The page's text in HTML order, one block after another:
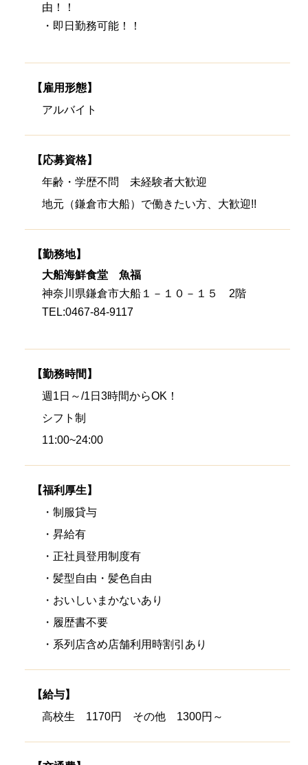
由！！
・即日勤務可能！！
【雇用形態】
アルバイト
【応募資格】
年齢・学歴不問 未経験者大歓迎
地元（鎌倉市大船）で働きたい方、大歓迎!!
【勤務地】
大船海鮮食堂 魚福
神奈川県鎌倉市大船１－１０－１５ 2階
TEL:0467-84-9117
【勤務時間】
週1日～/1日3時間からOK！
シフト制
11:00~24:00
【福利厚生】
・制服貸与
・昇給有
・正社員登用制度有
・髪型自由・髪色自由
・おいしいまかないあり
・履歴書不要
・系列店含め店舗利用時割引あり
【給与】
高校生 1170円 その他 1300円～